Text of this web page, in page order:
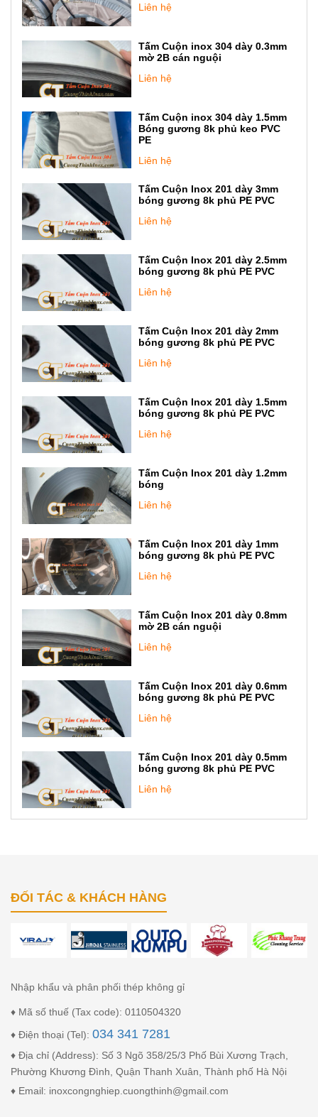
Liên hệ
Tấm Cuộn inox 304 dày 0.3mm
mờ 2B cán nguội
Liên hệ
Tấm Cuộn inox 304 dày 1.5mm
Bóng gương 8k phủ keo PVC
PE
Liên hệ
Tấm Cuộn Inox 201 dày 3mm
bóng gương 8k phủ PE PVC
Liên hệ
Tấm Cuộn Inox 201 dày 2.5mm
bóng gương 8k phủ PE PVC
Liên hệ
Tấm Cuộn Inox 201 dày 2mm
bóng gương 8k phủ PE PVC
Liên hệ
Tấm Cuộn Inox 201 dày 1.5mm
bóng gương 8k phủ PE PVC
Liên hệ
Tấm Cuộn Inox 201 dày 1.2mm
bóng
Liên hệ
Tấm Cuộn Inox 201 dày 1mm
bóng gương 8k phủ PE PVC
Liên hệ
Tấm Cuộn Inox 201 dày 0.8mm
mờ 2B cán nguội
Liên hệ
Tấm Cuộn Inox 201 dày 0.6mm
bóng gương 8k phủ PE PVC
Liên hệ
Tấm Cuộn Inox 201 dày 0.5mm
bóng gương 8k phủ PE PVC
Liên hệ
ĐỐI TÁC & KHÁCH HÀNG
Nhập khẩu và phân phối thép không gỉ
♦ Mã số thuế (Tax code): 0110504320
♦ Điện thoại (Tel): 034 341 7281
♦ Địa chỉ (Address): Số 3 Ngõ 358/25/3 Phố Bùi Xương Trạch,
Phường Khương Đình, Quận Thanh Xuân, Thành phố Hà Nội
♦ Email: inoxcongnghiep.cuongthinh@gmail.com